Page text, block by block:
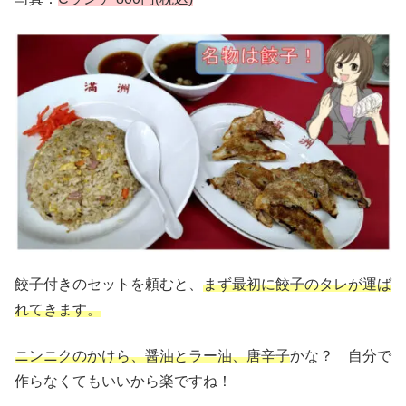
餃子付きのセットを頼むと、 まず最初に餃子のタレが運ば
れてきます。
ニンニクのかけら、醤油とラー油、唐辛子かな？ 自分で
作らなくてもいいから楽ですね！